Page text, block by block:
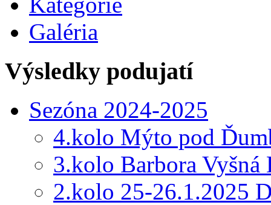
Galéria
Výsledky podujatí
Sezóna 2024-2025
4.kolo Mýto pod
3.kolo Barbora Vyšná
2.kolo 25-26.1.2025